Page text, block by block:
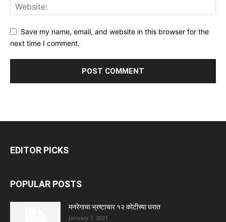
Save my name, email, and website in this browser for the
next time I comment.
EDITOR PICKS
POPULAR POSTS
मनरेगाचा भ्रष्टाचार १२ कोटीच्या घरात
January 7, 2021